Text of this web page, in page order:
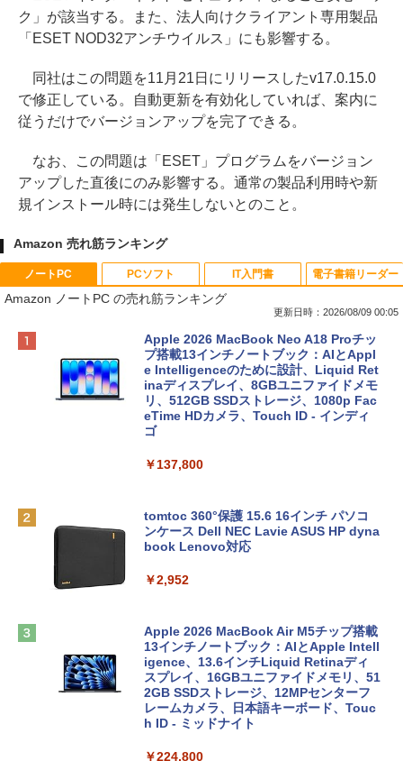
ク」が該当する。また、法人向けクライアント専用製品
「ESET NOD32アンチウイルス」にも影響する。
同社はこの問題を11月21日にリリースしたv17.0.15.0
で修正している。自動更新を有効化していれば、案内に
従うだけでバージョンアップを完了できる。
なお、この問題は「ESET」プログラムをバージョン
アップした直後にのみ影響する。通常の製品利用時や新
規インストール時には発生しないとのこと。
Amazon 売れ筋ランキング
ノートPC
Amazon ノートPC の売れ筋ランキング
更新日時：2026/08/09 00:05
Apple 2026 MacBook Neo A18 Proチッ
プ搭載13インチノートブック：AIとAppl
e Intelligenceのために設計、Liquid Ret
inaディスプレイ、8GBユニファイドメモ
リ、512GB SSDストレージ、1080p Fac
eTime HDカメラ、Touch ID - インディ
ゴ
￥137,800
tomtoc 360°保護 15.6 16インチ パソコ
ンケース Dell NEC Lavie ASUS HP dyna
book Lenovo対応
￥2,952
Apple 2026 MacBook Air M5チップ搭載
13インチノートブック：AIとApple Intell
igence、13.6インチLiquid Retinaディ
スプレイ、16GBユニファイドメモリ、51
2GB SSDストレージ、12MPセンターフ
レームカメラ、日本語キーボード、Touc
h ID - ミッドナイト
￥224,800
PCソフト IT入門書 電子書籍リーダー